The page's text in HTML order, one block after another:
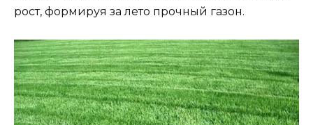
рост, формируя за лето прочный газон.